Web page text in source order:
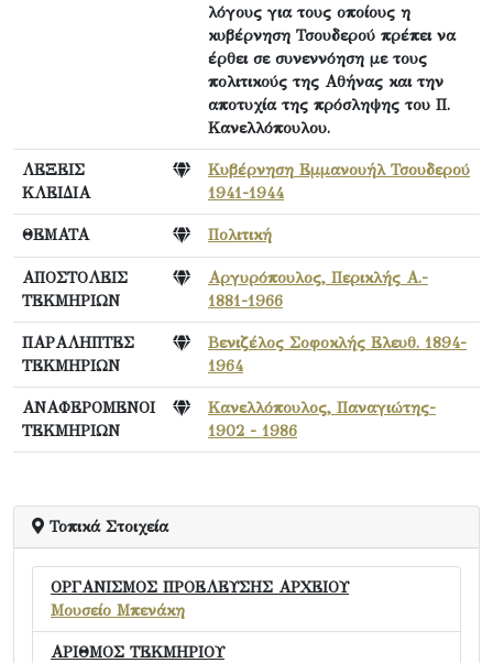
λόγους για τους οποίους η
κυβέρνηση Τσουδερού πρέπει να
έρθει σε συνεννόηση με τους
πολιτικούς της Αθήνας και την
αποτυχία της πρόσληψης του Π.
Κανελλόπουλου.
ΛΕΞΕΙΣ
ΚΛΕΙΔΙΑ
Κυβέρνηση Εμμανουήλ Τσουδερού
1941-1944
ΘΕΜΑΤΑ Πολιτική
ΑΠΟΣΤΟΛΕΙΣ
ΤΕΚΜΗΡΙΩΝ
Αργυρόπουλος, Περικλής Α.-
1881-1966
ΠΑΡΑΛΗΠΤΕΣ
ΤΕΚΜΗΡΙΩΝ
Βενιζέλος Σοφοκλής Ελευθ. 1894-
1964
ΑΝΑΦΕΡΟΜΕΝΟΙ
ΤΕΚΜΗΡΙΩΝ
Κανελλόπουλος, Παναγιώτης-
1902 - 1986
Τοπικά Στοιχεία
ΟΡΓΑΝΙΣΜΟΣ ΠΡΟΕΛΕΥΣΗΣ ΑΡΧΕΙΟΥ
Μουσείο Μπενάκη
ΑΡΙΘΜΟΣ ΤΕΚΜΗΡΙΟΥ